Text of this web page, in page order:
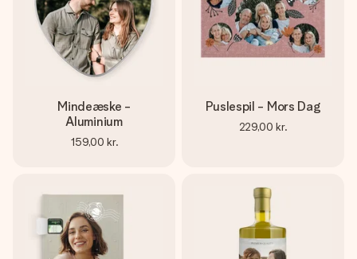
Mindeæske -
Aluminium
159,00 kr.
Puslespil - Mors Dag
229,00 kr.